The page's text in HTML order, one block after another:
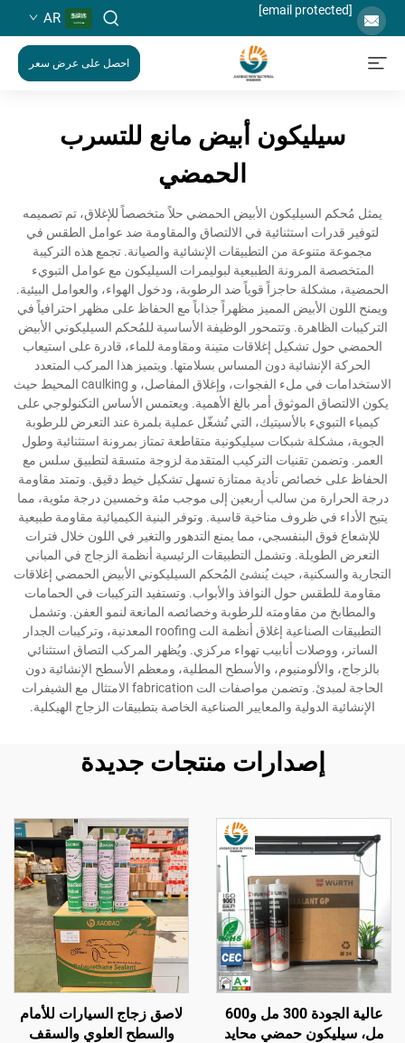
[email protected]
AR
احصل على عرض سعر
سيليكون أبيض مانع للتسرب
الحمضي
يمثل مُحكم السيليكون الأبيض الحمضي حلاً متخصصاً للإغلاق، تم تصميمه
لتوفير قدرات استثنائية في الالتصاق والمقاومة ضد عوامل الطقس في
مجموعة متنوعة من التطبيقات الإنشائية والصيانة. تجمع هذه التركيبة
المتخصصة المرونة الطبيعية لبوليمرات السيليكون مع عوامل التبويء
الحمضية، مشكلة حاجزاً قوياً ضد الرطوبة، ودخول الهواء، والعوامل البيئية.
ويمنح اللون الأبيض المميز مظهراً جذاباً مع الحفاظ على مظهر احترافياً في
التركيبات الظاهرة. وتتمحور الوظيفة الأساسية للمُحكم السيليكوني الأبيض
الحمضي حول تشكيل إغلاقات متينة ومقاومة للماء، قادرة على استيعاب
الحركة الإنشائية دون المساس بسلامتها. ويتميز هذا المركب المتعدد
الاستخدامات في ملء الفجوات، وإغلاق المفاصل، و caulking المحيط حيث
يكون الالتصاق الموثوق أمر بالغ الأهمية. ويعتمس الأساس التكنولوجي على
كيمياء التبويء بالأسيتيك، التي تُشغّل عملية بلمرة عند التعرض للرطوبة
الجوية، مشكلة شبكات سيليكونية متقاطعة تمتاز بمرونة استثنائية وطول
العمر. وتضمن تقنيات التركيب المتقدمة لزوجة متسقة لتطبيق سلس مع
الحفاظ على خصائص تأدية ممتازة تسهل تشكيل خيط دقيق. وتمتد مقاومة
درجة الحرارة من سالب أربعين إلى موجب مئة وخمسين درجة مئوية، مما
يتيح الأداء في ظروف مناخية قاسية. وتوفر البنية الكيميائية مقاومة طبيعية
للإشعاع فوق البنفسجي، مما يمنع التدهور والتغير في اللون خلال فترات
التعرض الطويلة. وتشمل التطبيقات الرئيسية أنظمة الزجاج في المباني
التجارية والسكنية، حيث يُنشئ المُحكم السيليكوني الأبيض الحمضي إغلاقات
مقاومة للطقس حول النوافذ والأبواب. وتستفيد التركيبات في الحمامات
والمطابخ من مقاومته للرطوبة وخصائصه المانعة لنمو العفن. وتشمل
التطبيقات الصناعية إغلاق أنظمة الت roofing المعدنية، وتركيبات الجدار
الساتر، ووصلات أنابيب تهواء مركزي. ويُظهر المركب التصاق استثنائي
بالزجاج، والألومنيوم، والأسطح المطلية، ومعظم الأسطح الإنشائية دون
الحاجة لمبدئ. وتضمن مواصفات الت fabrication الامتثال مع الشيفرات
الإنشائية الدولية والمعايير الصناعية الخاصة بتطبيقات الزجاج الهيكلية.
إصدارات منتجات جديدة
عالية الجودة 300 مل و600
مل، سيليكون حمضي محايد
لاصق زجاج السيارات للأمام
والسطح العلوي والسقف